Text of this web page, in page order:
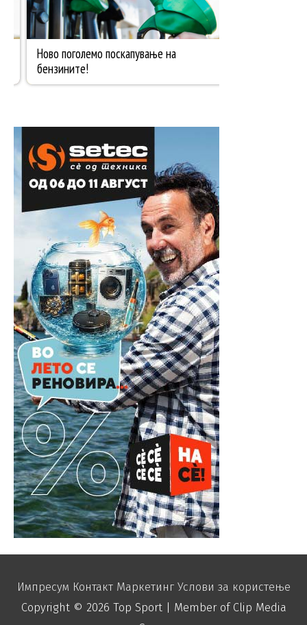
Импресум Контакт Маркетинг Услови за користење
Copyright © 2026 Top Sport| Member of Clip Media